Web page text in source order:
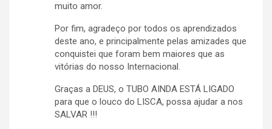
muito amor.
Por fim, agradeço por todos os aprendizados
deste ano, e principalmente pelas amizades que
conquistei que foram bem maiores que as
vitórias do nosso Internacional.
Graças a DEUS, o TUBO AINDA ESTÁ LIGADO
para que o louco do LISCA, possa ajudar a nos
SALVAR !!!